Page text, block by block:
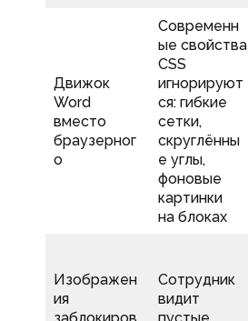
Движок
Word
вместо
браузерног
о
Современн
ые свойства
CSS
игнорируют
ся: гибкие
сетки,
скруглённы
е углы,
фоновые
картинки
на блоках
Изображен
ия
Сотрудник
видит